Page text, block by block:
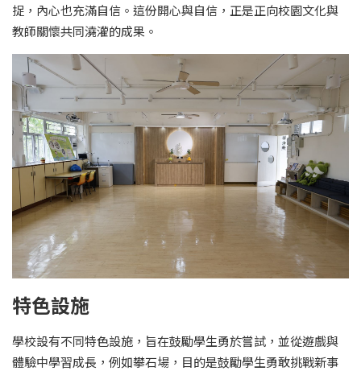
捉，內心也充滿自信。這份開心與自信，正是正向校園文化與
教師關懷共同澆灌的成果。
特色設施
學校設有不同特色設施，旨在鼓勵學生勇於嘗試，並從遊戲與
體驗中學習成長，例如攀石場，目的是鼓勵學生勇敢挑戰新事